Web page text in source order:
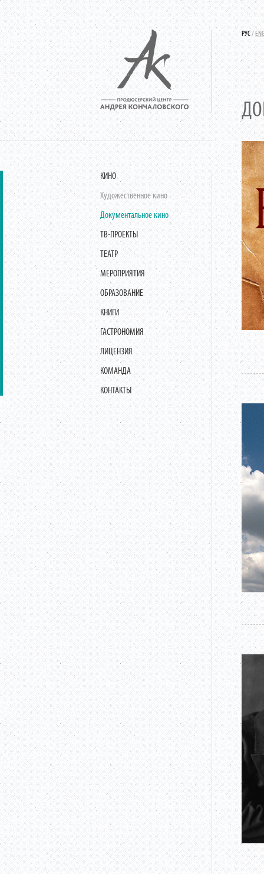
РУС/
КИНО
Художественное кино
Документальное кино
ТВ-ПРОЕКТЫ
ТЕАТР
МЕРОПРИЯТИЯ
ОБРАЗОВАНИЕ
КНИГИ
ГАСТРОНОМИЯ
ЛИЦЕНЗИЯ
КОМАНДА
КОНТАКТЫ